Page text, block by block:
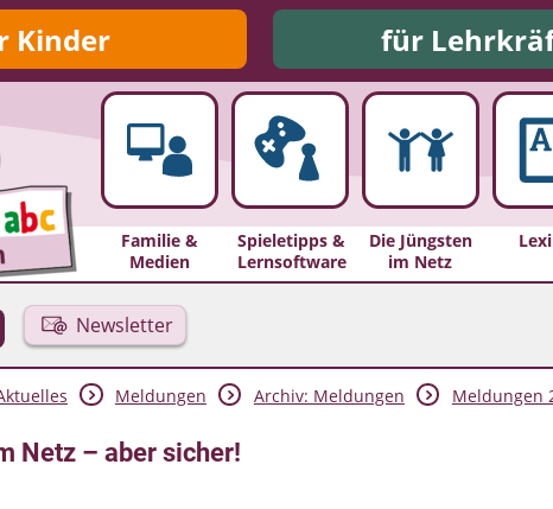
Kinder für
Familie &
Medien
Spieletipps &
Lernsoftware
Die Jüngsten
im Netz
Newsletter
Meldungen Archiv: Meldungen Meldungen
Netz – aber sicher!